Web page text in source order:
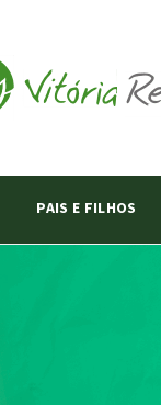
PAIS E FILHOS